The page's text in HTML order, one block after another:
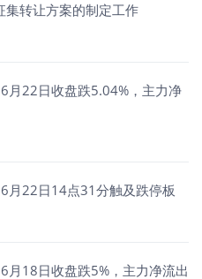
集转让方案的制定工作
月22日收盘跌5.04%，主力净
月22日14点31分触及跌停板
月18日收盘跌5%，主力净流出